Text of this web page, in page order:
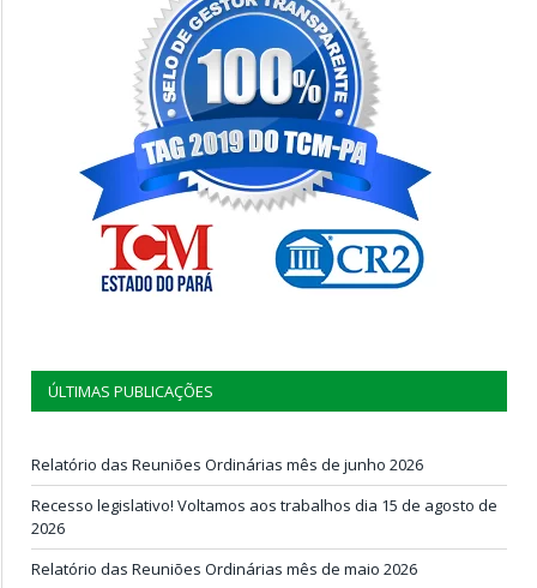
ÚLTIMAS PUBLICAÇÕES
Relatório das Reuniões Ordinárias mês de junho 2026
Recesso legislativo! Voltamos aos trabalhos dia 15 de agosto de
2026
Relatório das Reuniões Ordinárias mês de maio 2026